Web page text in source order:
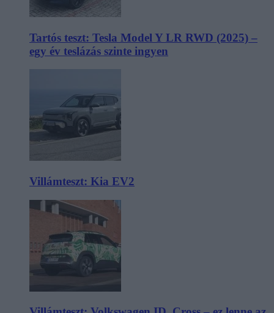
Tartós teszt: Tesla Model Y LR RWD (2025) –
egy év teslázás szinte ingyen
Villámteszt: Kia EV2